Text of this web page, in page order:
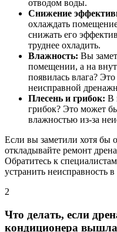
отводом воды.
Снижение
охлаждать
снижать его
труднее охладить.
Влажность: Вы
помещении, а на
появилась влага?
неисправной
Плесень и грибок: В
грибок? Это может
влажностью из-за
Если вы заметили хотя бы
откладывайте ремонт
Обратитесь к
устранить неисправность
2
Что делать, если
кондиционера вышла